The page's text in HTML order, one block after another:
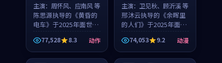
主演： 周怀风、应南风 等
陈思源执导的《黄昏的
电车》于2025年面世，
日本的城市气质与渔村
故事的人物心境共同构
筑了影片基调。周怀
77,528 8.3 动作
主演： 卫见秋、顾沂溪 等
邢沐云执导的《余晖里
的人们》于2025年面
世，泰国的城市气质与
小镇生活的人物心境共
同构筑了影片基调。卫
74,053 9.2 动漫